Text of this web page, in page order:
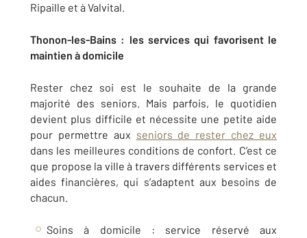
Ripaille et à Valvital.
Thonon-les-Bains : les services qui favorisent le
maintien à domicile
Rester chez soi est le souhaite de la grande
majorité des seniors. Mais parfois, le quotidien
devient plus difficile et nécessite une petite aide
pour permettre aux seniors de rester chez eux
dans les meilleures conditions de confort. C’est ce
que propose la ville à travers différents services et
aides financières, qui s’adaptent aux besoins de
chacun.
Soins à domicile : service réservé aux